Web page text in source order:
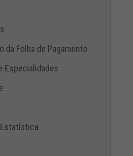
da Folha de Pagamento
Especialidades